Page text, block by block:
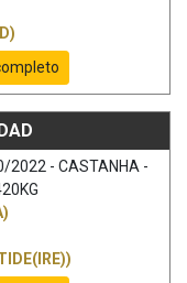
2022 - CASTANHA -